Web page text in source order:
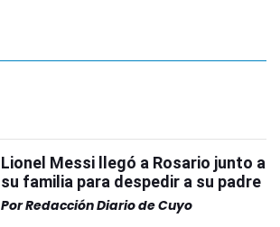
Lionel Messi llegó a Rosario junto a
su familia para despedir a su padre
PorRedacción Diario de Cuyo